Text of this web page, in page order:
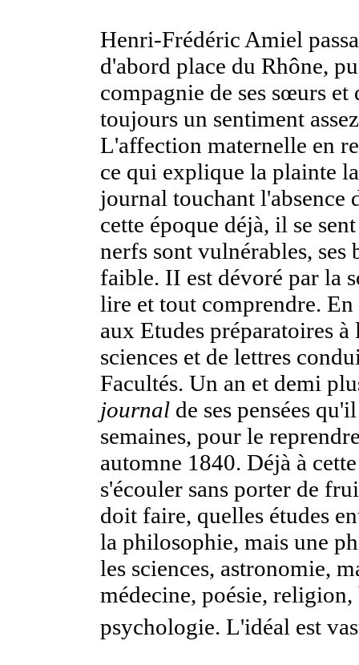
Henri-Frédéric Amiel
d'abord place du Rhône,
compagnie de ses sœurs et
toujours un sentiment
L'affection maternelle en
ce qui explique la plainte
journal touchant l'absence
cette époque déjà, il se
nerfs sont vulnérables, ses
faible. II est dévoré par la
lire et tout comprendre. En
aux Etudes préparatoires
sciences et de lettres
Facultés. Un an et demi
journal de ses pensées
semaines, pour le
automne 1840. Déjà à
s'écouler sans porter de
doit faire, quelles études
la philosophie, mais une
les sciences, astronomie,
médecine, poésie,
psychologie. L'idéal est